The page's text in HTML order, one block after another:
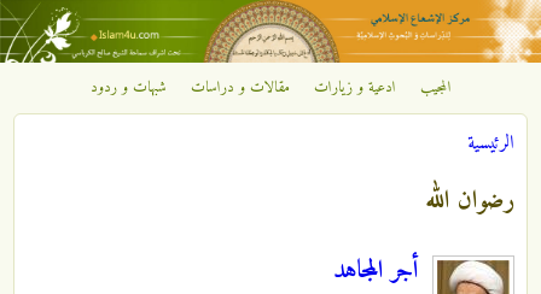
تجاوز إلى المحتوى الرئيسي
مركز
الإشعاع
الإسلامي
المجيب ادعية و زيارات مقالات و دراسات شبهات و ردود
أنت هنا
الرئيسية
رضوان الله
أجر المجاهد